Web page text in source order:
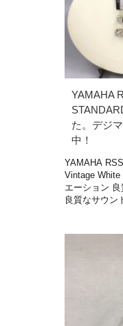
YAMAHA
た。デジ
中！
YAMAHA
Vintage White
エーション
良質なサウン